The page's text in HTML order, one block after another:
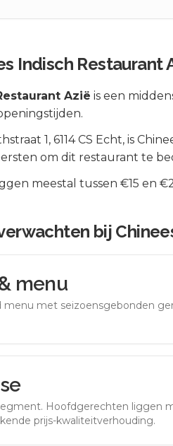
Indisch Restaurant
Azië is een
1, 6114 CS Echt, is
om dit restaurant te
meestal tussen €15 en
bij
menu
menu met seizoensgebonden
. Hoofdgerechten liggen
prijs-kwaliteitverhouding.